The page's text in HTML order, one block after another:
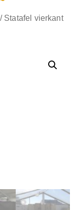
/ Statafel vierkant